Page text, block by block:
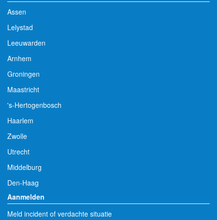
Assen
Lelystad
Leeuwarden
Arnhem
Groningen
Maastricht
's-Hertogenbosch
Haarlem
Zwolle
Utrecht
Middelburg
Den-Haag
Aanmelden
Meld incident of verdachte situatie